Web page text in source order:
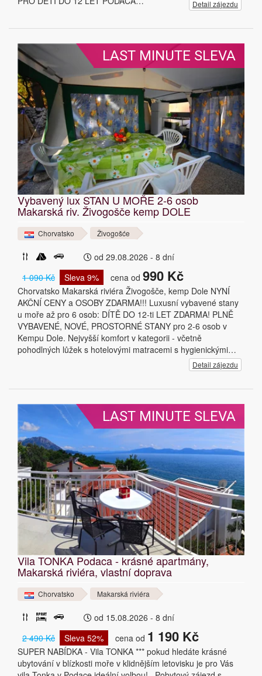
Detail zájezdu
LAST MINUTE SLEVA
Vybavený lux STAN U MOŘE 2-6 osob
Makarská riv. Živogošče kemp DOLE
Chorvatsko Živogošće
od 29.08.2026 - 8 dní
1 090 Kč
Sleva 9% cena od 990 Kč
Chorvatsko Makarská riviéra Živogošče, kemp Dole NYNÍ
AKČNÍ CENY a OSOBY ZDARMA!!! Luxusní vybavené stany
u moře až pro 6 osob: DÍTĚ DO 12-ti LET ZDARMA! PLNĚ
VYBAVENÉ, NOVÉ, PROSTORNÉ STANY pro 2-6 osob v
Kempu Dole. Nejvyšší komfort v kategorii - včetně
pohodlných lůžek s hotelovými matracemi s hygienickými…
Detail zájezdu
LAST MINUTE SLEVA
Vila TONKA Podaca - krásné apartmány,
Makarská riviéra, vlastní doprava
Chorvatsko Makarská riviéra
od 15.08.2026 - 8 dní
2 490 Kč
Sleva 52% cena od 1 190 Kč
SUPER NABÍDKA - Vila TONKA *** pokud hledáte krásné
ubytování v blízkosti moře v klidnějším letovisku je pro Vás